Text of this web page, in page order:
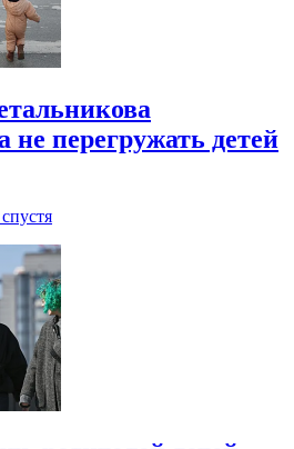
не перегружать детей